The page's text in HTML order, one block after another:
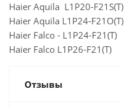
Haier Aquila L1P20-F21S(T)
Haier Aquila L1P24-F21O(T)
Haier Falco - L1P24-F21(T)
Haier Falco L1P26-F21(T)
Отзывы